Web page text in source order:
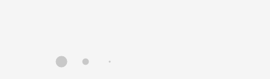
коллагена, нейтрализует свободные радикалы,